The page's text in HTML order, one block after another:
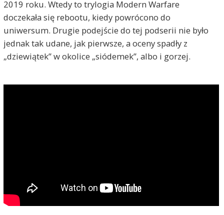
2019 roku. Wtedy to trylogia Modern Warfare
doczekała się rebootu, kiedy powrócono do
uniwersum. Drugie podejście do tej podserii nie było
jednak tak udane, jak pierwsze, a oceny spadły z
„dziewiątek” w okolice „siódemek”, albo i gorzej.